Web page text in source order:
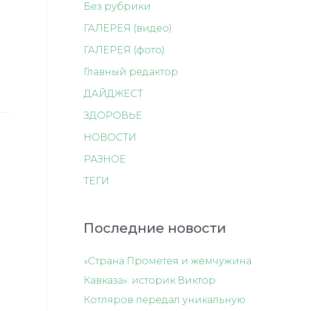
Без рубрики
ГАЛЕРЕЯ (видео)
ГАЛЕРЕЯ (фото)
Главный редактор
ДАЙДЖЕСТ
ЗДОРОВЬЕ
НОВОСТИ
РАЗНОЕ
ТЕГИ
Последние новости
«Страна Прометея и жемчужина
Кавказа»: историк Виктор
Котляров передал уникальную